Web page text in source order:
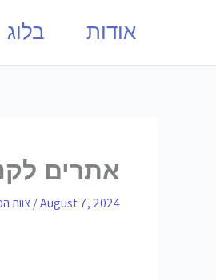
בלוג אודות
10 אתרים
/August 7, 2024